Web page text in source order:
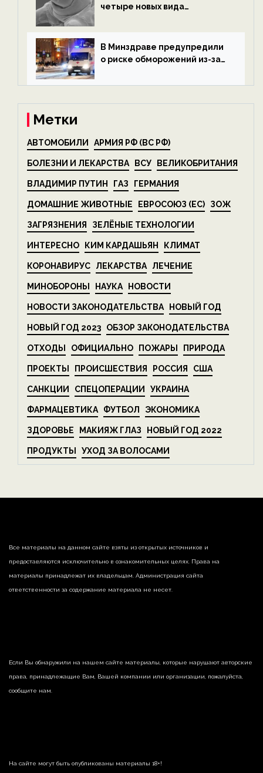
четыре новых вида
экологии на ECOportal
В Минздраве предупредили
о риске обморожений из-за
на ECOportal
Метки
АВТОМОБИЛИ АРМИЯ РФ (ВС РФ)
БОЛЕЗНИ И ЛЕКАРСТВА ВСУ ВЕЛИКОБРИТАНИЯ
ВЛАДИМИР ПУТИН ГАЗ ГЕРМАНИЯ
ДОМАШНИЕ ЖИВОТНЫЕ ЕВРОСОЮЗ (ЕС) ЗОЖ
ЗАГРЯЗНЕНИЯ ЗЕЛЁНЫЕ ТЕХНОЛОГИИ
ИНТЕРЕСНО КИМ КАРДАШЬЯН КЛИМАТ
КОРОНАВИРУС ЛЕКАРСТВА ЛЕЧЕНИЕ
МИНОБОРОНЫ НАУКА НОВОСТИ
НОВОСТИ ЗАКОНОДАТЕЛЬСТВА НОВЫЙ ГОД
НОВЫЙ ГОД 2023 ОБЗОР ЗАКОНОДАТЕЛЬСТВА
ОТХОДЫ ОФИЦИАЛЬНО ПОЖАРЫ ПРИРОДА
ПРОЕКТЫ ПРОИСШЕСТВИЯ РОССИЯ США
САНКЦИИ СПЕЦОПЕРАЦИИ УКРАИНА
ФАРМАЦЕВТИКА ФУТБОЛ ЭКОНОМИКА
ЗДОРОВЬЕ МАКИЯЖ ГЛАЗ НОВЫЙ ГОД 2022
ПРОДУКТЫ УХОД ЗА ВОЛОСАМИ
Все материалы на данном сайте взяты из открытых источников и
предоставляются исключительно в ознакомительных целях. Права на
материалы принадлежат их владельцам. Администрация сайта
ответственности за содержание материала не несет.
Если Вы обнаружили на нашем сайте материалы, которые нарушают авторские
права, принадлежащие Вам, Вашей компании или организации, пожалуйста,
сообщите нам.
На сайте могут быть опубликованы материалы 18+!